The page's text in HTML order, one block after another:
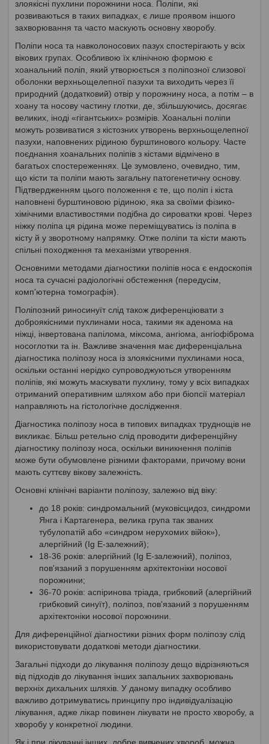
злоякісні пухлини порожнини носа. Поліпи, які
розвиваються в таких випадках, є лише проявом іншого
захворювання та часто маскують основну хворобу.
Поліпи носа та навколоносових пазух спостерігають у всіх
вікових групах. Особливою їх клінічною формою є
хоанальний поліп, який утворюється з поліпозної слизової
оболонки верхньощелепної пазухи та виходить через її
природний (додатковий) отвір у порожнину носа, а потім – в
хоану та носову частину глотки, де, збільшуючись, досягає
великих, іноді «гігантських» розмірів. Хоанальні поліпи
можуть розвиватися з кістозних утворень верхньощелепної
пазухи, наповнених рідиною бурштинового кольору. Часте
поєднання хоанальних поліпів з кістами відмічено в
багатьох спостереженнях. Це зумовлено, очевидно, тим,
що кісти та поліпи мають загальну патогенетичну основу.
Підтвердженням цього положення є те, що поліп і кіста
наповнені бурштиновою рідиною, яка за своїми фізико-
хімічними властивостями подібна до сироватки крові. Через
ніжку поліпа ця рідина може переміщуватись із поліпа в
кісту й у зворотному напрямку. Отже поліпи та кісти мають
спільні походження та механізми утворення.
Основними методами діагностики поліпів носа є ендоскопія
носа та сучасні радіологічні обстеження (передусім,
комп'ютерна томографія).
Поліпозний риносинуїт слід також диференціювати з
доброякісними пухлинами носа, такими як аденома на
ніжці, інвертована папілома, міксома, ангіома, ангіофіброма
носоглотки та ін. Важливе значення має диференціальна
діагностика поліпозу носа із злоякісними пухлинами носа,
оскільки останні нерідко супроводжуються утворенням
поліпів, які можуть маскувати пухлину, тому у всіх випадках
отриманий оперативним шляхом або при біопсії матеріал
направляють на гістологічне дослідження.
Діагностика поліпозу носа в типових випадках труднощів не
викликає. Більш ретельно слід проводити диференційну
діагностику поліпозу носа, оскільки виникнення поліпів
може бути обумовлене різними факторами, причому вони
мають суттєву вікову залежність.
Основні клінічні варіанти поліпозу, залежно від віку:
до 18 років: синдромальний (муковісцидоз, синдроми
Янга і Картагенера, велика група так званих
тубулопатій або «синдром нерухомих війок»),
алергійний (Ig E-залежний);
18-36 років: алергійний (Ig E-залежний), поліпоз,
пов'язаний з порушенням архітектоніки носової
порожнини;
36-70 років: аспіринова тріада, грибковий (алергійний
грибковий синуїт), поліпоз, пов'язаний з порушенням
архітектоніки носової порожнини.
Для диференційної діагностики різних форм поліпозу слід
використовувати додаткові методи діагностики.
Загальні підходи до лікування поліпозу дещо відрізняються
від підходів до лікування інших запальних захворювань
верхніх дихальних шляхів. У даному випадку особливо
важливо дотримуватись принципу про індивідуалізацію
лікування, адже лікар повинен лікувати не просто хворобу, а
хворобу у конкретної людини.